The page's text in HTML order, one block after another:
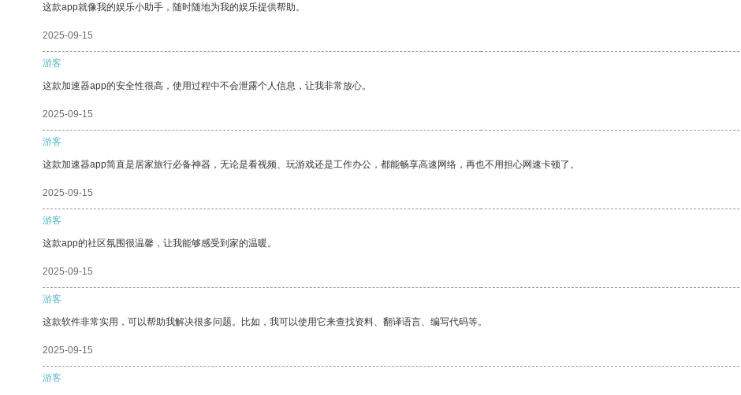
这款app就像我的娱乐小助手，随时随地为我的娱乐提供帮助。
2025-09-15
游客
这款加速器app的安全性很高，使用过程中不会泄露个人信息，让我非常放心。
2025-09-15
游客
这款加速器app简直是居家旅行必备神器，无论是看视频、玩游戏还是工作办公，都能畅享高速网络，再也不用担心网速卡顿了。
2025-09-15
游客
这款app的社区氛围很温馨，让我能够感受到家的温暖。
2025-09-15
游客
这款软件非常实用，可以帮助我解决很多问题。比如，我可以使用它来查找资料、翻译语言、编写代码等。
2025-09-15
游客